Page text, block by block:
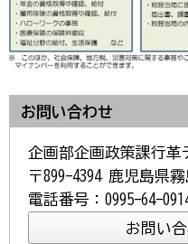
お問い合わせ
企画部企画政策課行革
〒899-4394 鹿児島県
電話番号：0995-64-